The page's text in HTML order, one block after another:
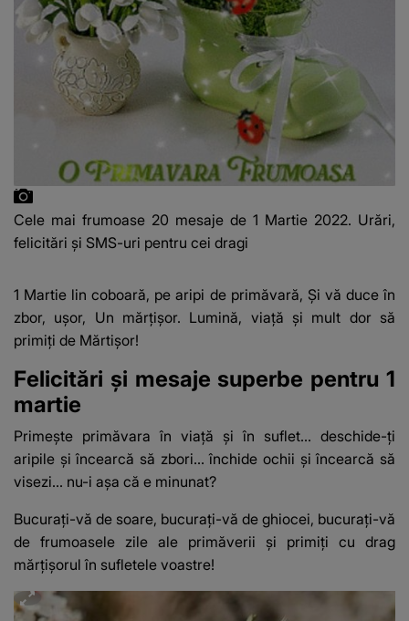
Cele mai frumoase 20 mesaje de 1 Martie 2022. Urări,
felicitări și SMS-uri pentru cei dragi
1 Martie lin coboară, pe aripi de primăvară, Și vă duce în
zbor, ușor, Un mărțișor. Lumină, viață și mult dor să
primiți de Mărtișor!
Felicitări și mesaje superbe pentru 1
martie
Primeşte primăvara în viaţă şi în suflet… deschide-ţi
aripile şi încearcă să zbori… închide ochii şi încearcă să
visezi… nu-i aşa că e minunat?
Bucuraţi-vă de soare, bucuraţi-vă de ghiocei, bucuraţi-vă
de frumoasele zile ale primăverii şi primiţi cu drag
mărţişorul în sufletele voastre!